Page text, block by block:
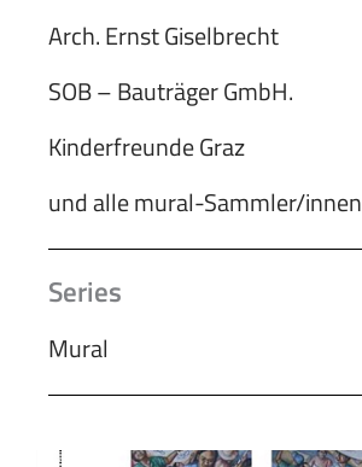
Arch. Ernst Giselbrecht
SOB – Bauträger GmbH.
Kinderfreunde Graz
und alle mural-Sammler/innen
Series
Mural